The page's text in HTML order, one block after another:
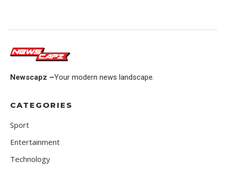
Newscapz –Your modern news landscape.
CATEGORIES
Sport
Entertainment
Technology